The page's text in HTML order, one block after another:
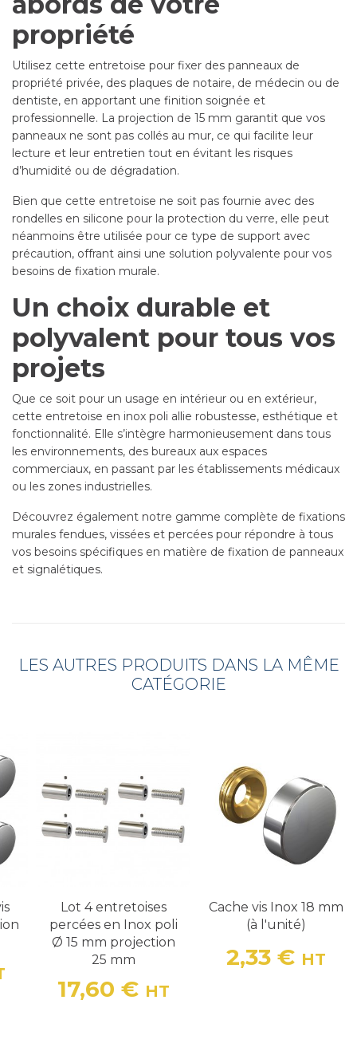
propriété
Utilisez cette entretoise pour fixer des panneaux de
propriété privée, des plaques de notaire, de médecin ou de
dentiste, en apportant une finition soignée et
professionnelle. La projection de 15 mm garantit que vos
panneaux ne sont pas collés au mur, ce qui facilite leur
lecture et leur entretien tout en évitant les risques
d’humidité ou de dégradation.
Bien que cette entretoise ne soit pas fournie avec des
rondelles en silicone pour la protection du verre, elle peut
néanmoins être utilisée pour ce type de support avec
précaution, offrant ainsi une solution polyvalente pour vos
besoins de fixation murale.
Un choix durable et
polyvalent pour tous vos
projets
Que ce soit pour un usage en intérieur ou en extérieur,
cette entretoise en inox poli allie robustesse, esthétique et
fonctionnalité. Elle s’intègre harmonieusement dans tous
les environnements, des bureaux aux espaces
commerciaux, en passant par les établissements médicaux
ou les zones industrielles.
Découvrez également notre gamme complète de fixations
murales fendues, vissées et percées pour répondre à tous
vos besoins spécifiques en matière de fixation de panneaux
et signalétiques.
LES AUTRES PRODUITS DANS LA MÊME
CATÉGORIE
Lot 4 entretoises
percées en Inox poli
Ø 15 mm projection
25 mm
Prix
17,60 € HT
Cache vis Inox 18 mm
(à l'unité)
Prix
2,33 € HT